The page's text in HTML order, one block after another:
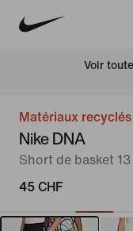
Voir
Matériaux recyclés
Nike DNA
Short de basket
45 CHF